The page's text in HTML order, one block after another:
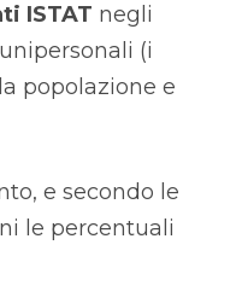
ISTAT negli
(i
popolazione e
e secondo le
le percentuali